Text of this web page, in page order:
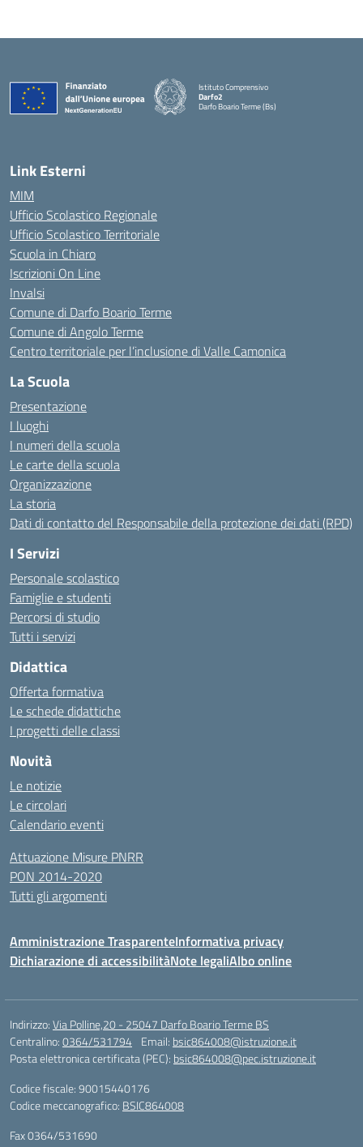
Istituto Comprensivo
Darfo2
Darfo Boario Terme (Bs)
Link Esterni
MIM
Ufficio Scolastico Regionale
Ufficio Scolastico Territoriale
Scuola in Chiaro
Iscrizioni On Line
Invalsi
Comune di Darfo Boario Terme
Comune di Angolo Terme
Centro territoriale per l’inclusione di Valle Camonica
La Scuola
Presentazione
I luoghi
I numeri della scuola
Le carte della scuola
Organizzazione
La storia
Dati di contatto del Responsabile della protezione dei dati (RPD)
I Servizi
Personale scolastico
Famiglie e studenti
Percorsi di studio
Tutti i servizi
Didattica
Offerta formativa
Le schede didattiche
I progetti delle classi
Novità
Le notizie
Le circolari
Calendario eventi
Attuazione Misure PNRR
PON 2014-2020
Tutti gli argomenti
Amministrazione TrasparenteInformativa privacy
Dichiarazione di accessibilitàNote legaliAlbo online
Indirizzo:Via Polline,20 - 25047 Darfo Boario Terme BS
Centralino:0364/531794 Email: bsic864008@istruzione.it
Posta elettronica certificata (PEC): bsic864008@pec.istruzione.it
Codice fiscale: 90015440176
Codice meccanografico: BSIC864008
Fax 0364/531690